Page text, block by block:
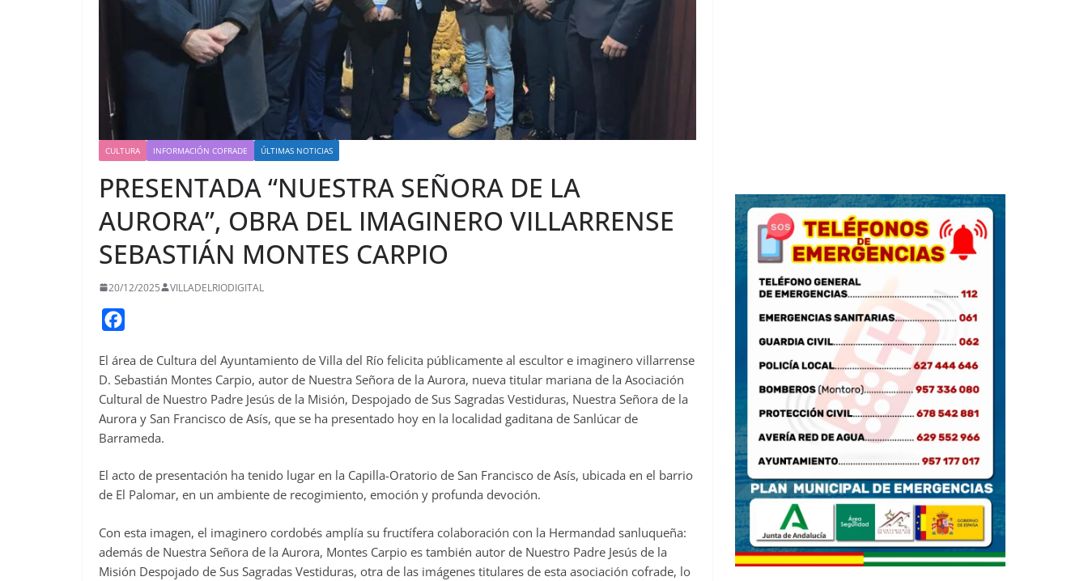
CULTURA INFORMACIÓN COFRADE ÚLTIMAS NOTICIAS
PRESENTADA “NUESTRA SEÑORA DE LA
AURORA”, OBRA DEL IMAGINERO VILLARRENSE
SEBASTIÁN MONTES CARPIO
20/12/2025 VILLADELRIODIGITAL
c
e
b
o
k
El área de Cultura del Ayuntamiento de Villa del Río felicita públicamente al escultor e imaginero villarrense
D. Sebastián Montes Carpio, autor de Nuestra Señora de la Aurora, nueva titular mariana de la Asociación
Cultural de Nuestro Padre Jesús de la Misión, Despojado de Sus Sagradas Vestiduras, Nuestra Señora de la
Aurora y San Francisco de Asís, que se ha presentado hoy en la localidad gaditana de Sanlúcar de
Barrameda.
El acto de presentación ha tenido lugar en la Capilla-Oratorio de San Francisco de Asís, ubicada en el barrio
de El Palomar, en un ambiente de recogimiento, emoción y profunda devoción.
Con esta imagen, el imaginero cordobés amplía su fructífera colaboración con la Hermandad sanluqueña:
además de Nuestra Señora de la Aurora, Montes Carpio es también autor de Nuestro Padre Jesús de la
Misión Despojado de Sus Sagradas Vestiduras, otra de las imágenes titulares de esta asociación cofrade, lo